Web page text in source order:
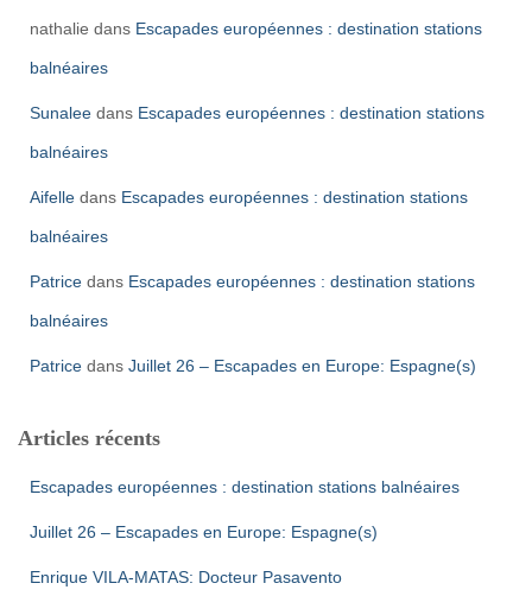
nathalie dans Escapades européennes : destination stations
balnéaires
Sunalee dans Escapades européennes : destination stations
balnéaires
Aifelle dans Escapades européennes : destination stations
balnéaires
Patrice dans Escapades européennes : destination stations
balnéaires
Patrice dans Juillet 26 – Escapades en Europe: Espagne(s)
Articles récents
Escapades européennes : destination stations balnéaires
Juillet 26 – Escapades en Europe: Espagne(s)
Enrique VILA-MATAS: Docteur Pasavento